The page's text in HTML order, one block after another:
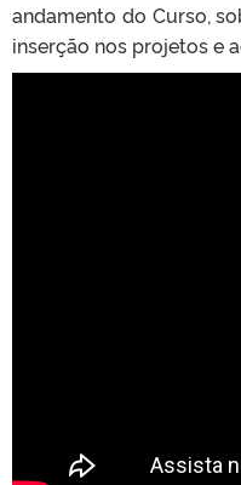
andamento do Curso,
inserção nos projetos e